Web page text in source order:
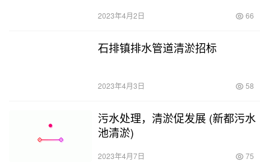
2023年4月2日 66
石排镇排水管道清淤招标
2023年4月3日 58
污水处理，清淤促发展 (新都污水
池清淤)
2023年4月7日 75